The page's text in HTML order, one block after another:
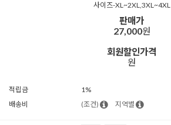
사이즈-XL~2XL,3XL~4XL
판매가
27,000원
회원할인가격
원
적립금
1%
배송비
(조건) 지역별